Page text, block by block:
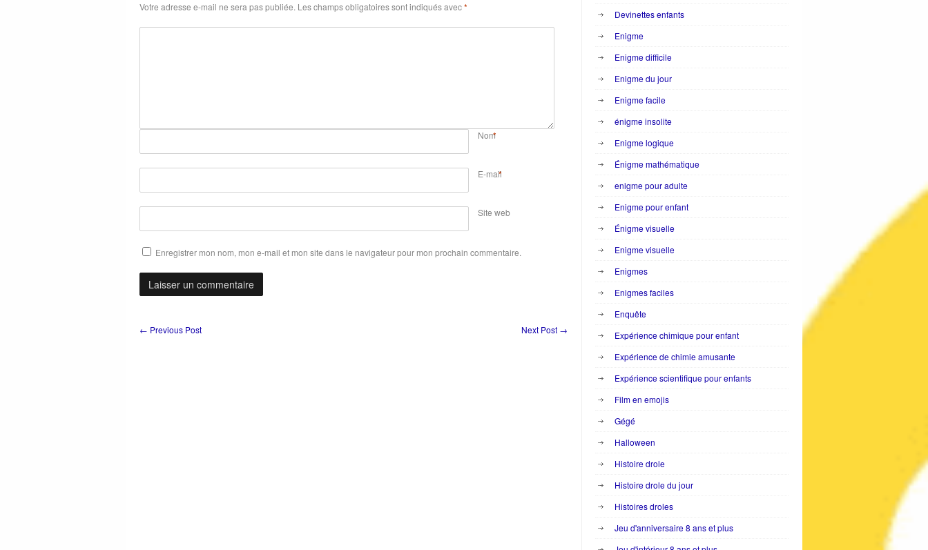
Votre adresse e-mail ne sera pas publiée. Les champs obligatoires sont indiqués avec*
Nom*
E-mail
*
Site web
Enregistrer mon nom, mon e-mail et mon site dans le navigateur pour mon prochain commentaire.
← Previous Post Next Post →
Devinettes enfants
Enigme
Enigme difficile
Enigme du jour
Enigme facile
énigme insolite
Enigme logique
Énigme mathématique
enigme pour adulte
Enigme pour enfant
Énigme visuelle
Enigme visuelle
Enigmes
Enigmes faciles
Enquête
Expérience chimique pour enfant
Expérience de chimie amusante
Expérience scientifique pour enfants
Film en emojis
Gégé
Halloween
Histoire drole
Histoire drole du jour
Histoires droles
Jeu d'anniversaire 8 ans et plus